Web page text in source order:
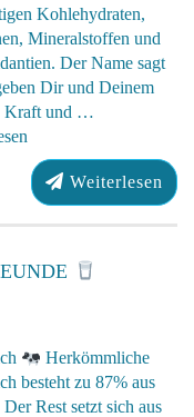
Kohlehydraten,
Mineralstoffen und
Der Name sagt
Dir und Deinem
Kraft und …
Weiterlesen
Herkömmliche
besteht zu 87% aus
Der Rest setzt sich aus